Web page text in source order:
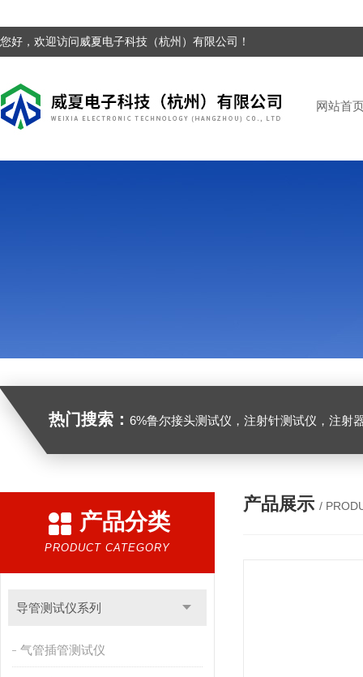
您好，欢迎访问威夏电子科技（杭州）有限公司！
网站首
热门搜索： 6%鲁尔接头测试仪，注射针测试仪，注射器测试仪，缝合针测试仪，缝合线测试仪，导管测
产品分类
PRODUCT CATEGORY
导管测试仪系列
气管插管测试仪
产品展示 /